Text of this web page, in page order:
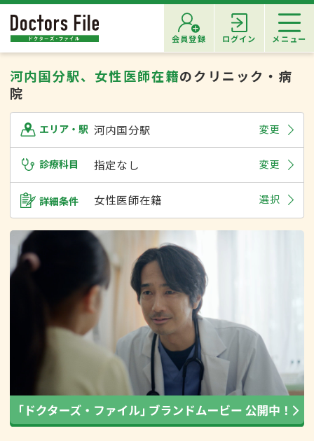
会員登録 ログイン メニュー
河内国分駅、女性医師在籍のクリニック・病
院
エリア・駅 河内国分駅 変更
診療科目 指定なし 変更
詳細条件 女性医師在籍 選択